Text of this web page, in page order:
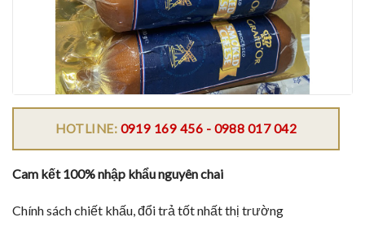
HOTLINE: 0919 169 456 - 0988 017 042
Cam kết 100% nhập khẩu nguyên chai
Chính sách chiết khấu, đổi trả tốt nhất thị trường